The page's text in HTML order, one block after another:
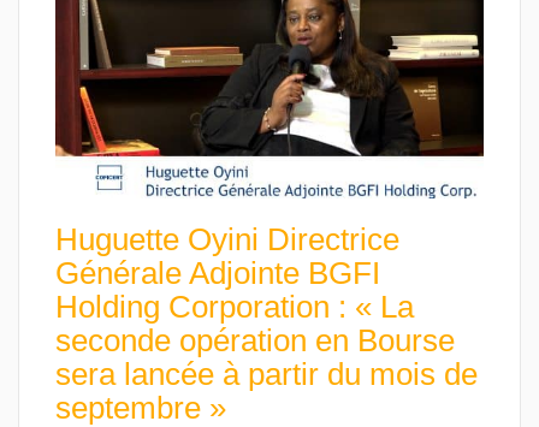
Huguette Oyini Directrice
Générale Adjointe BGFI
Holding Corporation : « La
seconde opération en Bourse
sera lancée à partir du mois de
septembre »